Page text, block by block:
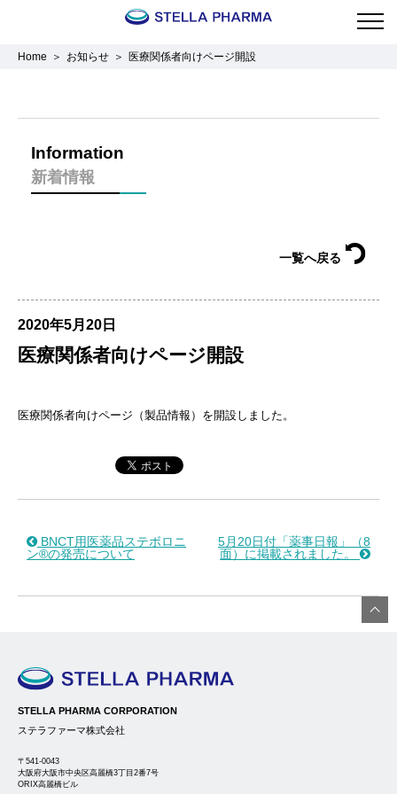
Home お知らせ 医療関係者向けページ開設
Information
新着情報
一覧へ戻る
2020年5月20日
医療関係者向けページ開設
医療関係者向けページ（製品情報）を開設しました。
BNCT用医薬品ステボロニ
ン®の発売について
5月20日付「薬事日報」（8
面）に掲載されました。
STELLA PHARMA CORPORATION
ステラファーマ株式会社
〒541-0043
大阪府大阪市中央区高麗橋3丁目2番7号
ORIX高麗橋ビル